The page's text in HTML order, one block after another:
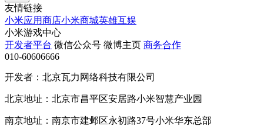
友情链接
小米应用商店小米商城英雄互娱
小米游戏中心
开发者平台 微信公众号 微博主页 商务合作
010-60606666
开发者：北京瓦力网络科技有限公司
北京地址：北京市昌平区安居路小米智慧产业园
南京地址：南京市建邺区永初路37号小米华东总部